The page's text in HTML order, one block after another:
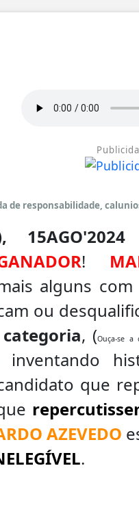
de responsabilidade,
!
alguns
ou
, (Ouça-se a
inventando
que
AZEVEDO
.